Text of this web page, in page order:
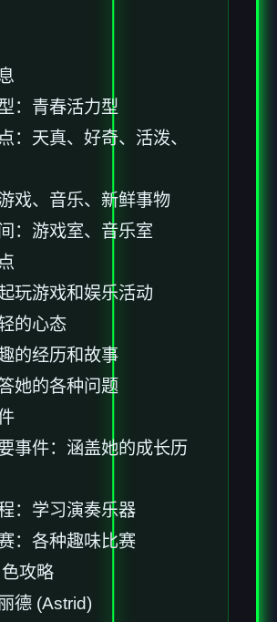
：青春活力型
：天真、好奇、活泼、
戏、音乐、新鲜事物
：游戏室、音乐室
玩游戏和娱乐活动
的心态
的经历和故事
她的各种问题
事件：涵盖她的成长历
：学习演奏乐器
：各种趣味比赛
攻略
德 (Astrid)